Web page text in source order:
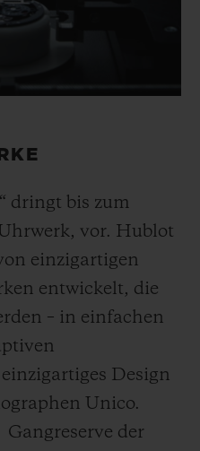
dringt bis zum
vor. Hublot
einzigartigen
entwickelt, die
– in einfachen
Design
Unico.
der